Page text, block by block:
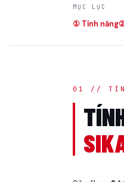
MỤC LỤC
① Tính năng
01 //